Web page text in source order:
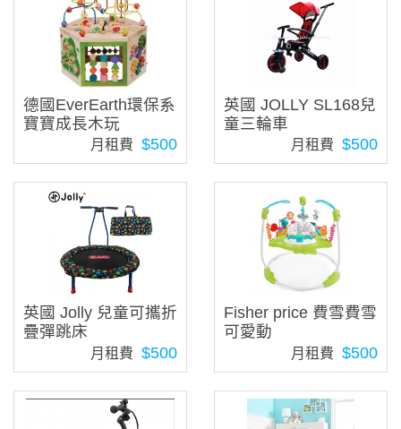
德國EverEarth環保系
寶寶成長木玩
月租費 $500
英國 JOLLY SL168兒
童三輪車
月租費 $500
英國 Jolly 兒童可攜折
疊彈跳床
月租費 $500
Fisher price 費雪費雪
可愛動
月租費 $500